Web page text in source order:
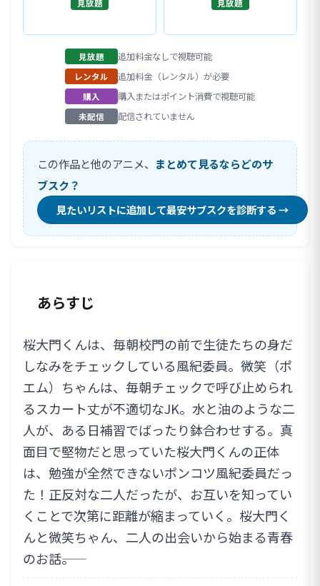
見放題 見放題
見放題 追加料金なしで視聴可能
レンタル 追加料金（レンタル）が必要
購入 購入またはポイント消費で視聴可能
未配信 配信されていません
この作品と他のアニメ、 まとめて見るならどのサ
ブスク？
見たいリストに追加して最安サブスクを診断する →
あらすじ
桜大門くんは、毎朝校門の前で生徒たちの身だ
しなみをチェックしている風紀委員。微笑（ポ
エム）ちゃんは、毎朝チェックで呼び止められ
るスカート丈が不適切なJK。水と油のような二
人が、ある日補習でばったり鉢合わせする。真
面目で堅物だと思っていた桜大門くんの正体
は、勉強が全然できないポンコツ風紀委員だっ
た！正反対な二人だったが、お互いを知ってい
くことで次第に距離が縮まっていく。桜大門く
んと微笑ちゃん、二人の出会いから始まる青春
のお話――。